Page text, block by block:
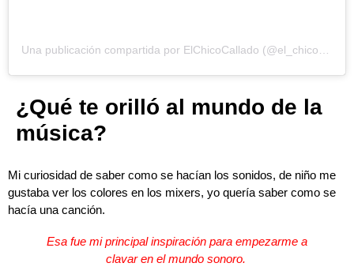
¿Qué te orilló al mundo de la
música?
Mi curiosidad de saber como se hacían los sonidos, de niño me
gustaba ver los colores en los mixers, yo quería saber como se
hacía una canción.
Esa fue mi principal inspiración para empezarme a
clavar en el mundo sonoro.